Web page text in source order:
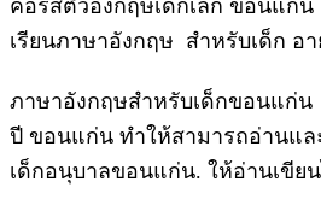
คอร์สติวอังกฤษเด็กเล็ก ขอนแก่น
เรียนภาษาอังกฤษ สำหรับเด็ก อา
ภาษาอังกฤษสำหรับเด็กขอนแก่น
ปี ขอนแก่น ทำให้สามารถอ่านแล
เด็กอนุบาลขอนแก่น. ให้อ่านเขีย